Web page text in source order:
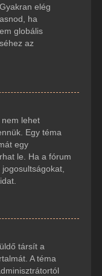
elég
ha
globális
az
lehet
Egy téma
egy
le. Ha a fórum
társít a
A téma